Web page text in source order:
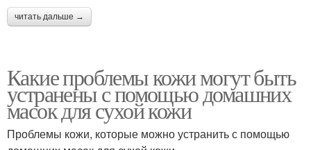
читать дальше →
Какие проблемы кожи могут быть
устранены с помощью домашних
масок для сухой кожи
Проблемы кожи, которые можно устранить с помощью